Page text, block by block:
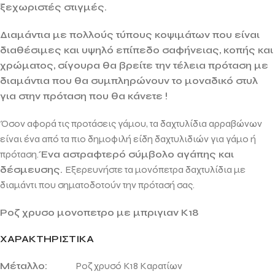
ξεχωριστές στιγμές.
Διαμάντια με πολλούς τύπους κοψιμάτων που είναι
διαθέσιμες και υψηλό επίπεδο σαφήνειας, κοπής και
χρώματος, σίγουρα θα βρείτε την τέλεια πρόταση με
διαμάντια που θα συμπληρώνουν το μοναδικό στυλ
για στην πρόταση που θα κάνετε !
Όσον αφορά τις προτάσεις γάμου, τα δαχτυλίδια αρραβώνων
είναι ένα από τα πιο δημοφιλή είδη δαχτυλιδιών για γάμο ή
πρόταση.Ένα αστραφτερό σύμβολο αγάπης και
δέσμευσης. Εξερευνήστε τα μονόπετρα δαχτυλίδια με
διαμάντι που σηματοδοτούν την πρότασή σας.
Ροζ χρυσο μονοπετρο με μπριγιαν Κ18
ΧΑΡΑΚΤΗΡΙΣΤΙΚΑ
Μέταλλο:
Ροζ χρυσό Κ18 Καρατίων